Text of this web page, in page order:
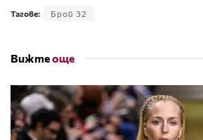
Тагове: Брой 32
Вижтеоще